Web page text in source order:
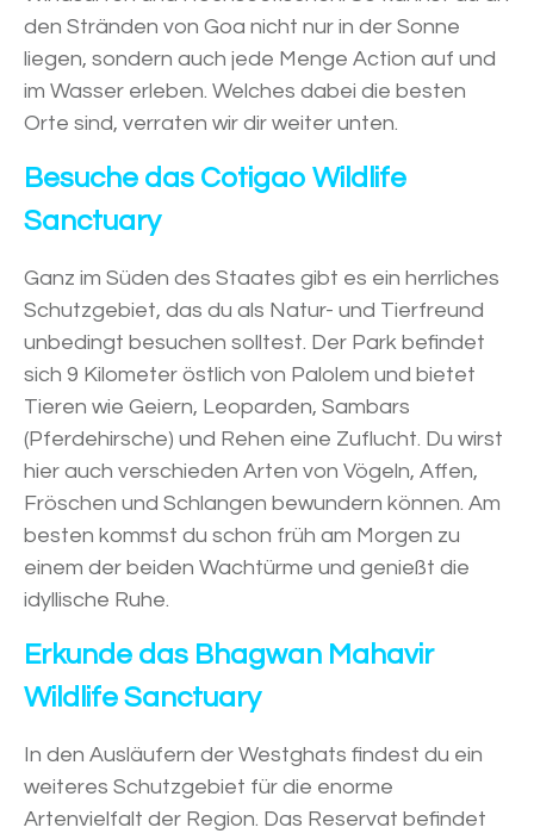
den Stränden von Goa nicht nur in der Sonne
liegen, sondern auch jede Menge Action auf und
im Wasser erleben. Welches dabei die besten
Orte sind, verraten wir dir weiter unten.
Besuche das Cotigao Wildlife
Sanctuary
Ganz im Süden des Staates gibt es ein herrliches
Schutzgebiet, das du als Natur- und Tierfreund
unbedingt besuchen solltest. Der Park befindet
sich 9 Kilometer östlich von Palolem und bietet
Tieren wie Geiern, Leoparden, Sambars
(Pferdehirsche) und Rehen eine Zuflucht. Du wirst
hier auch verschieden Arten von Vögeln, Affen,
Fröschen und Schlangen bewundern können. Am
besten kommst du schon früh am Morgen zu
einem der beiden Wachtürme und genießt die
idyllische Ruhe.
Erkunde das Bhagwan Mahavir
Wildlife Sanctuary
In den Ausläufern der Westghats findest du ein
weiteres Schutzgebiet für die enorme
Artenvielfalt der Region. Das Reservat befindet